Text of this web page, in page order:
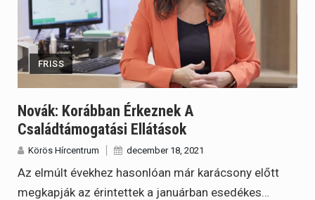
FRISS
Novák: Korábban Érkeznek A
Családtámogatási Ellátások
Körös Hírcentrum december 18, 2021
Az elmúlt évekhez hasonlóan már karácsony előtt
megkapják az érintettek a januárban esedékes…